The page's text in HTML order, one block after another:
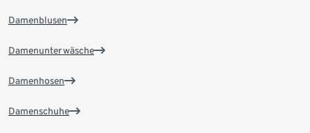
Damenblusen
Damenunterwäsche
Damenhosen
Damenschuhe